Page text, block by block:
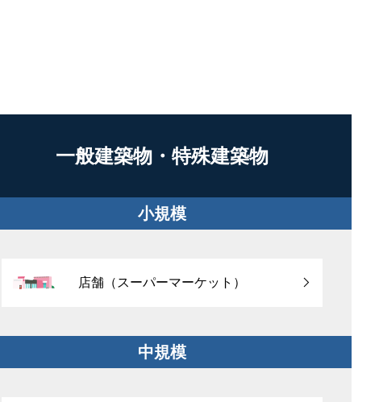
一般建築物・特殊建築物
小規模
店舗（スーパーマーケット）
中規模